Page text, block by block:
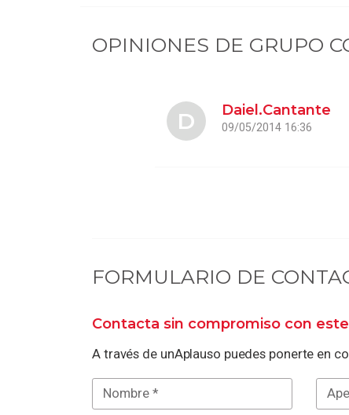
OPINIONES DE GRUPO
Daiel.Cantante
09/05/2014 16:36
D
FORMULARIO DE
Contacta sin compromiso con
A través de unAplauso puedes ponerte en